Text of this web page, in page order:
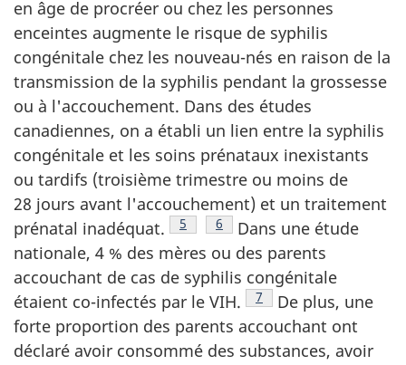
en âge de procréer ou chez les personnes
enceintes augmente le risque de syphilis
congénitale chez les nouveau-nés en raison de la
transmission de la syphilis pendant la grossesse
ou à l'accouchement. Dans des études
canadiennes, on a établi un lien entre la syphilis
congénitale et les soins prénataux inexistants
ou tardifs (troisième trimestre ou moins de
28 jours avant l'accouchement) et un traitement
prénatal inadéquat.
Note de bas de page
5 Note de bas de page
6
Dans une étude
nationale, 4 % des mères ou des parents
accouchant de cas de syphilis congénitale
étaient co-infectés par le VIH.
Note de bas de page
7
De plus, une
forte proportion des parents accouchant ont
déclaré avoir consommé des substances, avoir